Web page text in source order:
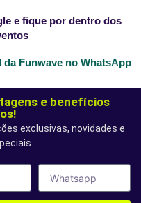
e fique por dentro dos
da Funwave no WhatsApp
e benefícios
exclusivas, novidades e